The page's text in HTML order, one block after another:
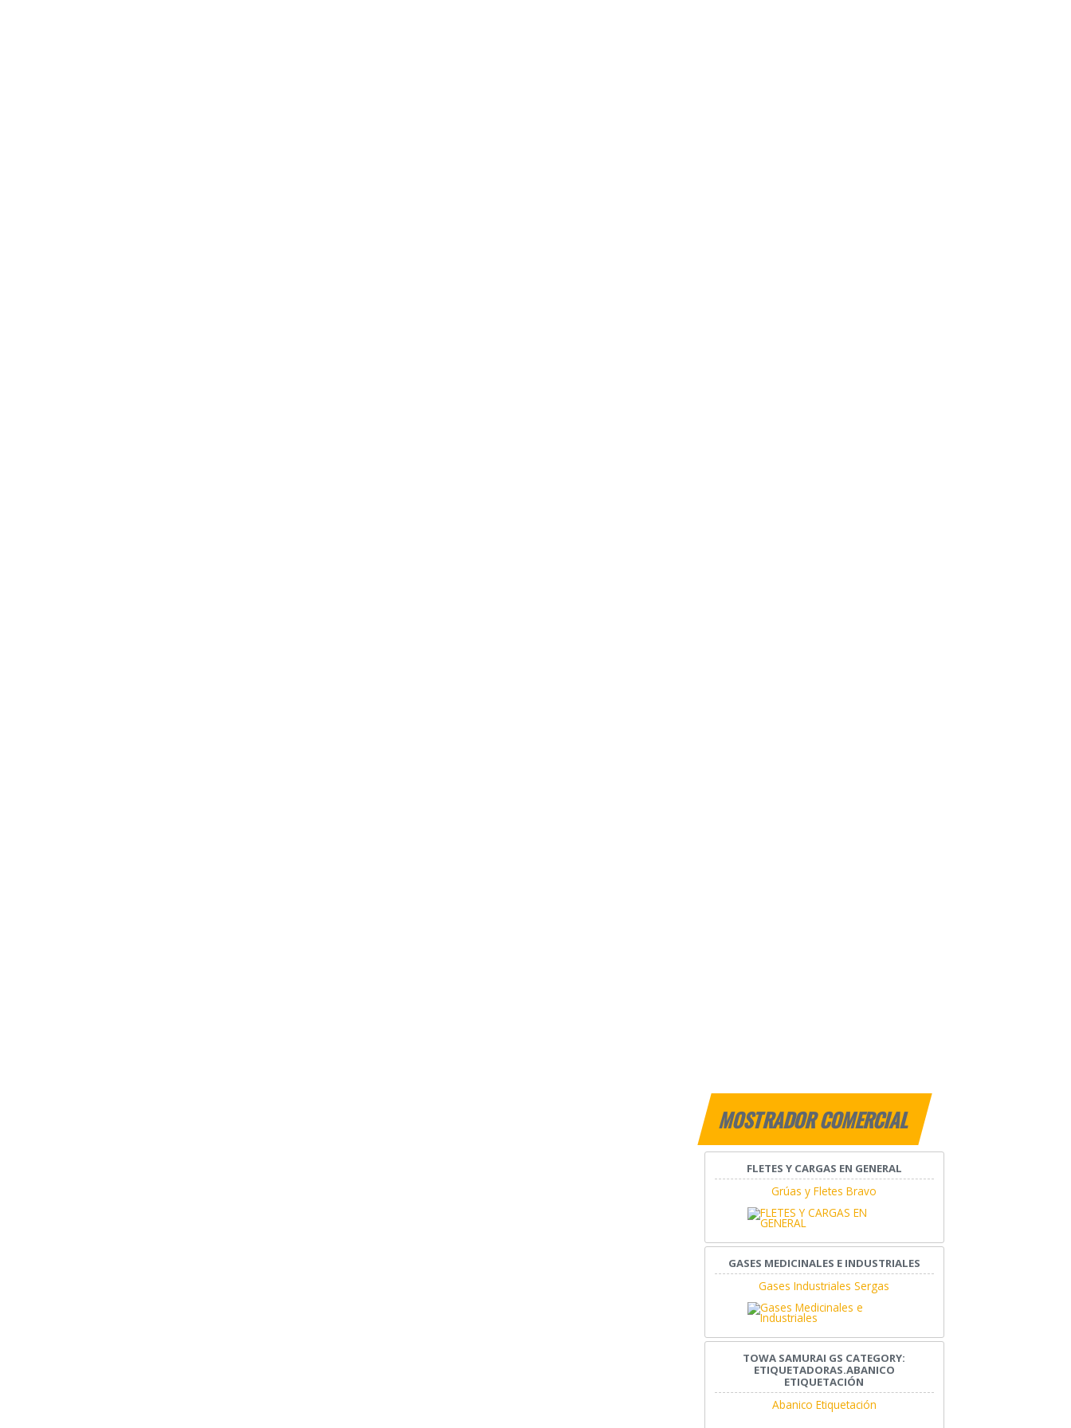
MOSTRADOR COMERCIAL
FLETES Y CARGAS EN GENERAL
Grúas y Fletes Bravo
GASES MEDICINALES E INDUSTRIALES
Gases Industriales Sergas
TOWA SAMURAI GS CATEGORY:
ETIQUETADORAS.ABANICO
ETIQUETACIÓN
Abanico Etiquetación